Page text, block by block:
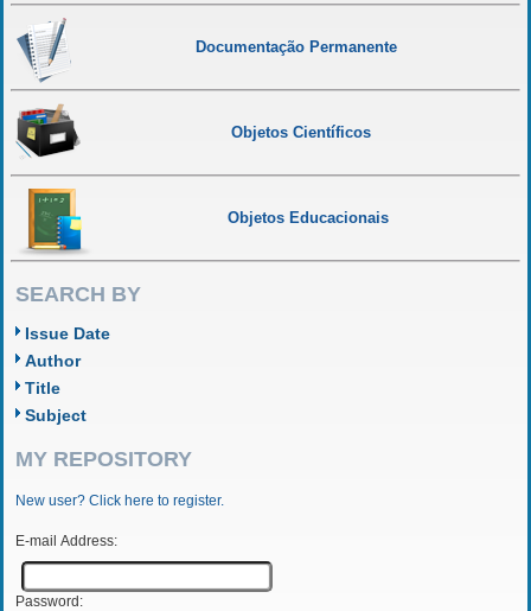
Documentação Permanente
Objetos Científicos
Objetos Educacionais
SEARCH BY
Issue Date
Author
Title
Subject
MY REPOSITORY
New user? Click here to register.
E-mail Address:
Password: